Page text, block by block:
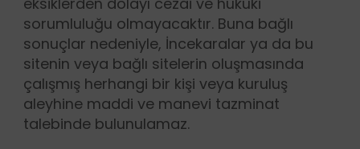
sorumluluğu olmayacaktır. Buna bağlı
sonuçlar nedeniyle, İncekaralar ya da bu
sitenin veya bağlı sitelerin oluşmasında
çalışmış herhangi bir kişi veya kuruluş
aleyhine maddi ve manevi tazminat
talebinde bulunulamaz.